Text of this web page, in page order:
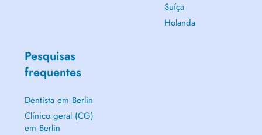
Suíça
Holanda
Pesquisas
frequentes
Dentista em Berlin
Clínico geral (CG)
em Berlin